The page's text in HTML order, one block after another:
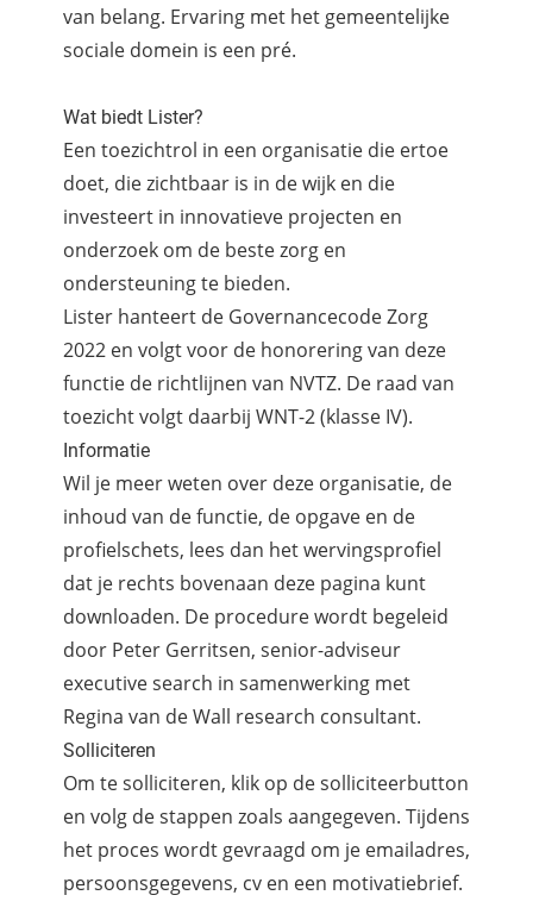
van belang. Ervaring met het gemeentelijke
sociale domein is een pré.
Wat biedt Lister?
Een toezichtrol in een organisatie die ertoe
doet, die zichtbaar is in de wijk en die
investeert in innovatieve projecten en
onderzoek om de beste zorg en
ondersteuning te bieden.
Lister hanteert de Governancecode Zorg
2022 en volgt voor de honorering van deze
functie de richtlijnen van NVTZ. De raad van
toezicht volgt daarbij WNT-2 (klasse IV).
Informatie
Wil je meer weten over deze organisatie, de
inhoud van de functie, de opgave en de
profielschets, lees dan het wervingsprofiel
dat je rechts bovenaan deze pagina kunt
downloaden. De procedure wordt begeleid
door Peter Gerritsen, senior-adviseur
executive search in samenwerking met
Regina van de Wall research consultant.
Solliciteren
Om te solliciteren, klik op de solliciteerbutton
en volg de stappen zoals aangegeven. Tijdens
het proces wordt gevraagd om je emailadres,
persoonsgegevens, cv en een motivatiebrief.